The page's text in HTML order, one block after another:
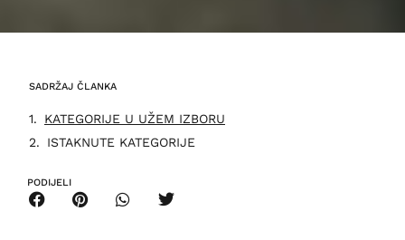
SADRŽAJ ČLANKA
KATEGORIJE U UŽEM IZBORU
ISTAKNUTE KATEGORIJE
PODIJELI